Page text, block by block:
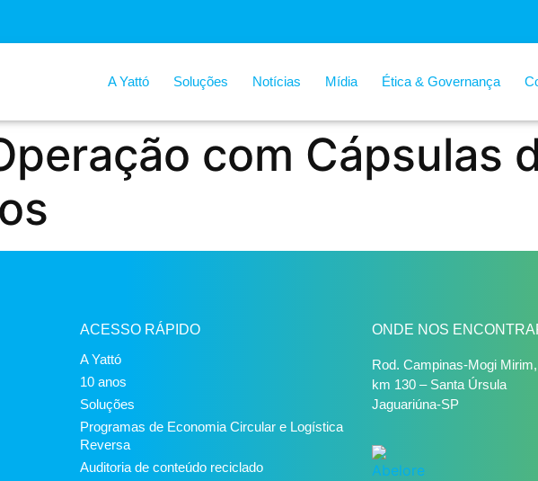
A Yattó Soluções Notícias Mídia Ética & Governança
com Cápsulas
ACESSO RÁPIDO
A Yattó
10 anos
Soluções
Programas de Economia Circular e Logística
Reversa
Auditoria de conteúdo reciclado
ONDE NOS
Rod. Campinas-Mogi Mirim,
km 130 – Santa Úrsula
Jaguariúna-SP